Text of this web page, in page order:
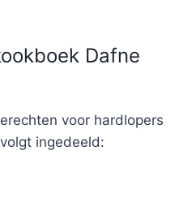
Dafne
voor hardlopers
ingedeeld: